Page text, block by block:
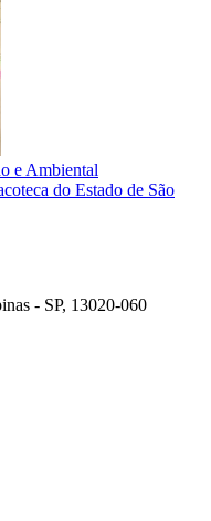
e Ambiental
do Estado de São
- SP, 13020-060